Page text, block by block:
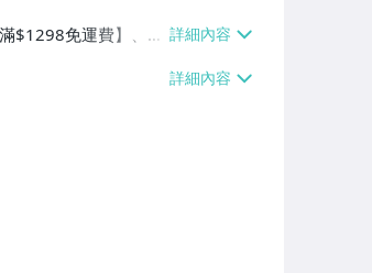
$1298免運費】、7-
單件運費$60、滿5件
、滿5件或消費滿